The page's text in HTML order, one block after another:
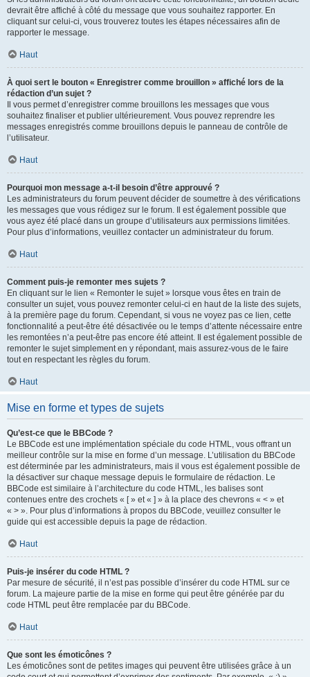
devrait être affiché à côté du message que vous souhaitez rapporter. En
cliquant sur celui-ci, vous trouverez toutes les étapes nécessaires afin de
rapporter le message.
Haut
À quoi sert le bouton « Enregistrer comme brouillon » affiché lors de la
rédaction d’un sujet ?
Il vous permet d’enregistrer comme brouillons les messages que vous
souhaitez finaliser et publier ultérieurement. Vous pouvez reprendre les
messages enregistrés comme brouillons depuis le panneau de contrôle de
l’utilisateur.
Haut
Pourquoi mon message a-t-il besoin d’être approuvé ?
Les administrateurs du forum peuvent décider de soumettre à des vérifications
les messages que vous rédigez sur le forum. Il est également possible que
vous ayez été placé dans un groupe d’utilisateurs aux permissions limitées.
Pour plus d’informations, veuillez contacter un administrateur du forum.
Haut
Comment puis-je remonter mes sujets ?
En cliquant sur le lien « Remonter le sujet » lorsque vous êtes en train de
consulter un sujet, vous pouvez remonter celui-ci en haut de la liste des sujets,
à la première page du forum. Cependant, si vous ne voyez pas ce lien, cette
fonctionnalité a peut-être été désactivée ou le temps d’attente nécessaire entre
les remontées n’a peut-être pas encore été atteint. Il est également possible de
remonter le sujet simplement en y répondant, mais assurez-vous de le faire
tout en respectant les règles du forum.
Haut
Mise en forme et types de sujets
Qu’est-ce que le BBCode ?
Le BBCode est une implémentation spéciale du code HTML, vous offrant un
meilleur contrôle sur la mise en forme d’un message. L’utilisation du BBCode
est déterminée par les administrateurs, mais il vous est également possible de
la désactiver sur chaque message depuis le formulaire de rédaction. Le
BBCode est similaire à l’architecture du code HTML, les balises sont
contenues entre des crochets « [ » et « ] » à la place des chevrons « < » et
« > ». Pour plus d’informations à propos du BBCode, veuillez consulter le
guide qui est accessible depuis la page de rédaction.
Haut
Puis-je insérer du code HTML ?
Par mesure de sécurité, il n’est pas possible d’insérer du code HTML sur ce
forum. La majeure partie de la mise en forme qui peut être générée par du
code HTML peut être remplacée par du BBCode.
Haut
Que sont les émoticônes ?
Les émoticônes sont de petites images qui peuvent être utilisées grâce à un